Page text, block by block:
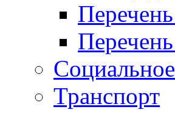
Транспорт